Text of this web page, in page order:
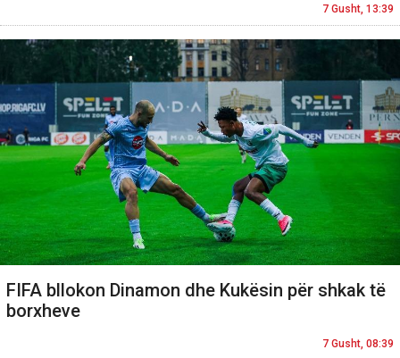
7 Gusht, 13:39
FIFA bllokon Dinamon dhe Kukësin për shkak të
borxheve
7 Gusht, 08:39